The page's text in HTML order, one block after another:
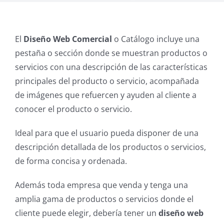
El Diseño Web Comercial o Catálogo incluye una
pestaña o sección donde se muestran productos o
servicios con una descripción de las características
principales del producto o servicio, acompañada
de imágenes que refuercen y ayuden al cliente a
conocer el producto o servicio.
Ideal para que el usuario pueda disponer de una
descripción detallada de los productos o servicios,
de forma concisa y ordenada.
Además toda empresa que venda y tenga una
amplia gama de productos o servicios donde el
cliente puede elegir, debería tener un diseño web